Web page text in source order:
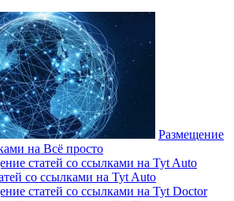
Размещение
на Всё просто
сo ссылками на Tyt Auto